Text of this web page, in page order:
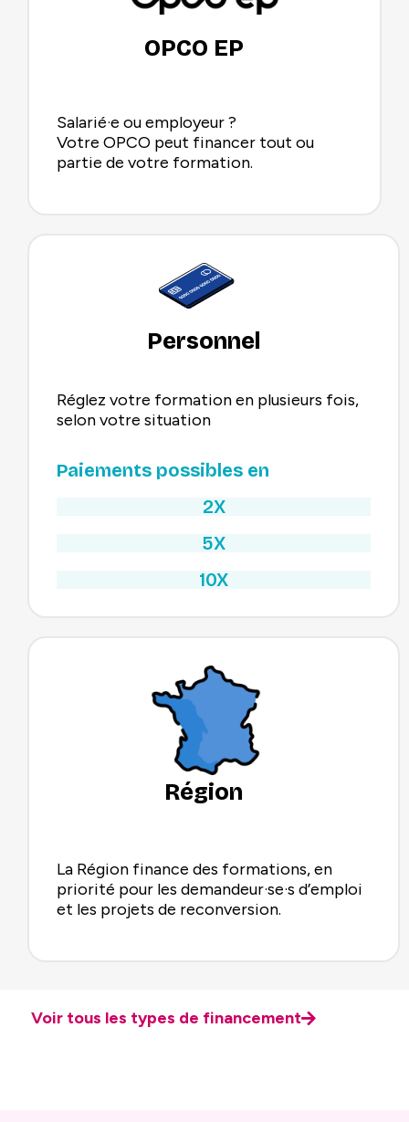
OPCO EP
Salarié·e ou employeur ?
Votre OPCO peut financer tout ou
partie de votre formation.
Personnel
Réglez votre formation en plusieurs fois,
selon votre situation
Paiements possibles en
2X
5X
10X
Région
La Région finance des formations, en
priorité pour les demandeur·se·s d’emploi
et les projets de reconversion.
Voir tous les types de financement